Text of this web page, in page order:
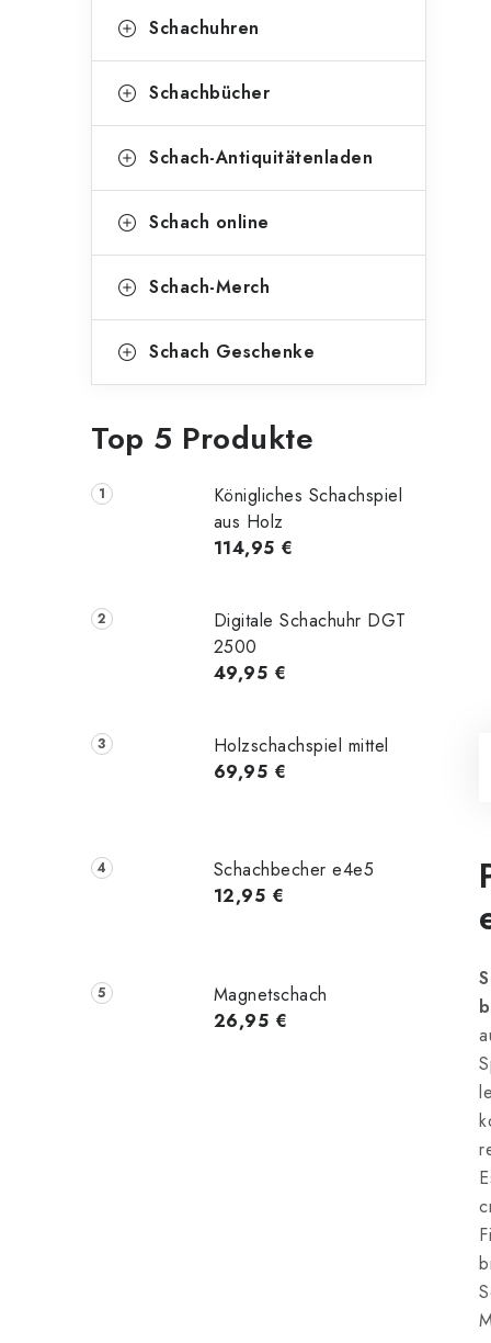
Schachuhren
Schachbücher
Schach-Antiquitätenladen
Schach online
Schach-Merch
Schach Geschenke
Top 5 Produkte
Königliches Schachspiel
aus Holz
114,95 €
Digitale Schachuhr DGT
2500
49,95 €
Holzschachspiel mittel
69,95 €
Schachbecher e4e5
12,95 €
Magnetschach
26,95 €